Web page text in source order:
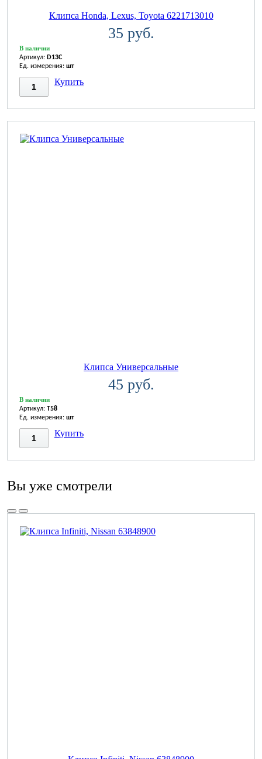
Клипса Honda, Lexus, Toyota 6221713010
35 руб.
В наличии
Артикул: D13C
Ед. измерения: шт
Купить
Клипса Универсальные
45 руб.
В наличии
Артикул: T58
Ед. измерения: шт
Купить
Вы уже смотрели